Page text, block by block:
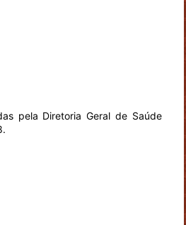
pela Diretoria Geral de Saúde